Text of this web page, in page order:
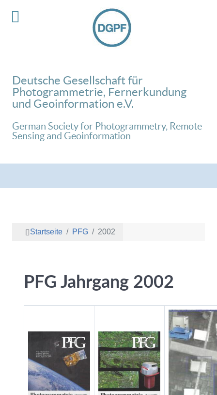
Deutsche Gesellschaft für
Photogrammetrie, Fernerkundung
und Geoinformation e.V.
German Society for Photogrammetry, Remote
Sensing and Geoinformation
Startseite PFG 2002
PFG Jahrgang 2002